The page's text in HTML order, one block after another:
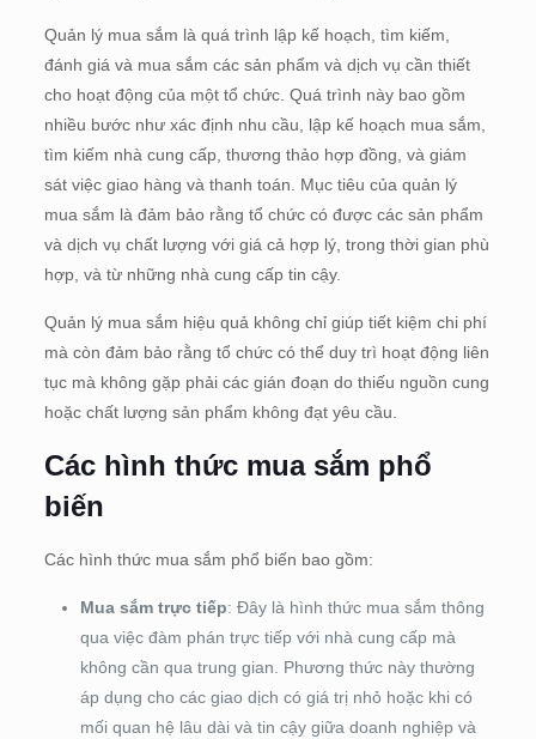
Quản lý mua sắm là quá trình lập kế hoạch, tìm kiếm,
đánh giá và mua sắm các sản phẩm và dịch vụ cần thiết
cho hoạt động của một tổ chức. Quá trình này bao gồm
nhiều bước như xác định nhu cầu, lập kế hoạch mua sắm,
tìm kiếm nhà cung cấp, thương thảo hợp đồng, và giám
sát việc giao hàng và thanh toán. Mục tiêu của quản lý
mua sắm là đảm bảo rằng tổ chức có được các sản phẩm
và dịch vụ chất lượng với giá cả hợp lý, trong thời gian phù
hợp, và từ những nhà cung cấp tin cậy.
Quản lý mua sắm hiệu quả không chỉ giúp tiết kiệm chi phí
mà còn đảm bảo rằng tổ chức có thể duy trì hoạt động liên
tục mà không gặp phải các gián đoạn do thiếu nguồn cung
hoặc chất lượng sản phẩm không đạt yêu cầu.
Các hình thức mua sắm phổ
biến
Các hình thức mua sắm phổ biến bao gồm:
Mua sắm trực tiếp: Đây là hình thức mua sắm thông
qua việc đàm phán trực tiếp với nhà cung cấp mà
không cần qua trung gian. Phương thức này thường
áp dụng cho các giao dịch có giá trị nhỏ hoặc khi có
mối quan hệ lâu dài và tin cậy giữa doanh nghiệp và